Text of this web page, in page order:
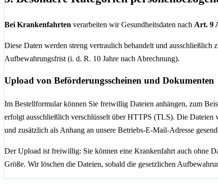
Bei Krankenfahrten verarbeiten wir Gesundheitsdaten nach Art. 9
Diese Daten werden streng vertraulich behandelt und
Aufbewahrungsfrist (i. d. R. 10 Jahre nach Abrechnung).
Upload von Beförderungsscheinen und Dokumenten
Im Bestellformular können Sie freiwillig Dateien anhängen, zum
erfolgt ausschließlich verschlüsselt über HTTPS (TLS). Die Dateien
und zusätzlich als Anhang an unsere Betriebs-E-Mail-Adresse
Der Upload ist freiwillig: Sie können eine Krankenfahrt auch ohne
Größe. Wir löschen die Dateien, sobald die gesetzlichen